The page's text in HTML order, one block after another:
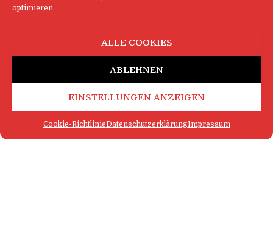
optimieren.
ALLE COOKIES
ABLEHNEN
EINSTELLUNGEN ANZEIGEN
Cookie-RichtlinieDatenschutzerklärungImpressum